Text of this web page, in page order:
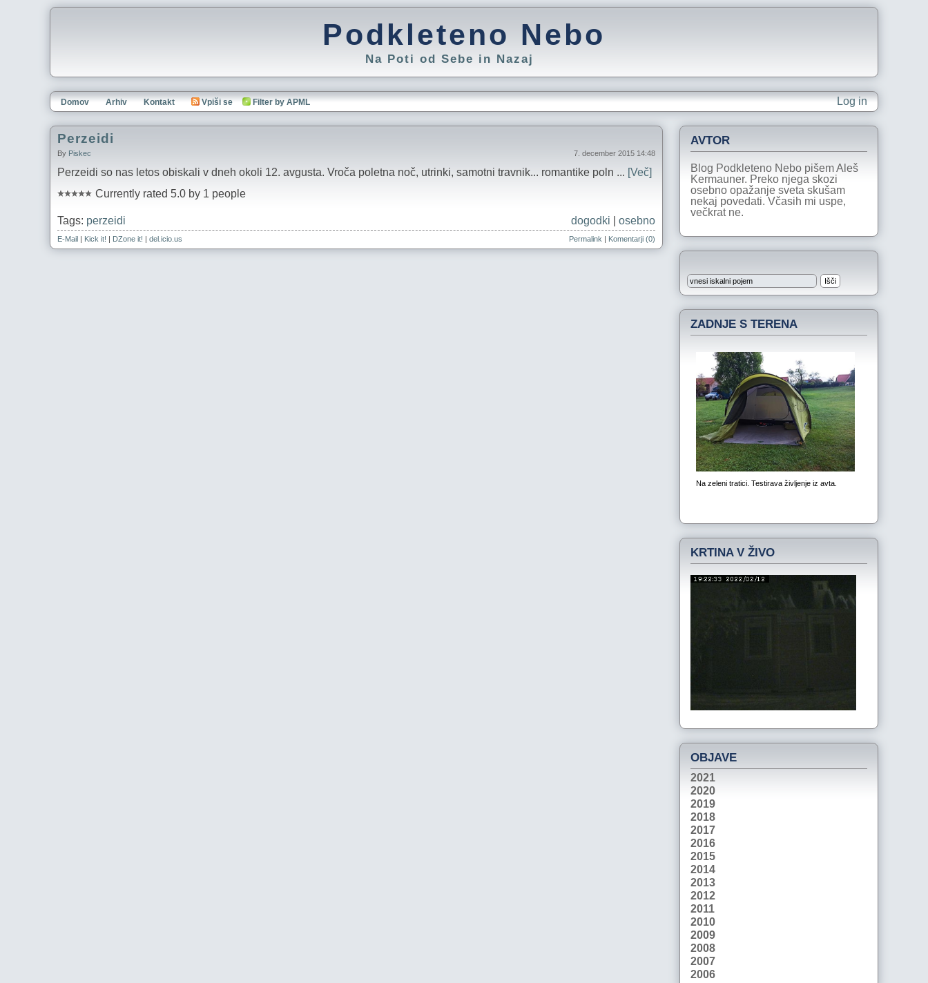
Podkleteno Nebo
Na Poti od Sebe in Nazaj
Log in
Domov Arhiv Kontakt Vpiši se Filter by APML
Perzeidi
By Piskec 7. december 2015 14:48
Perzeidi so nas letos obiskali v dneh okoli 12. avgusta. Vroča poletna noč, utrinki, samotni travnik... romantike poln ... [Več]
Currently rated 5.0 by 1 people
Tags: perzeidi dogodki osebno
E-Mail | Kick it! | DZone it! | del.icio.us Permalink | Komentarji (0)
AVTOR
Blog Podkleteno Nebo pišem Aleš
Kermauner. Preko njega skozi
osebno opažanje sveta skušam
nekaj povedati. Včasih mi uspe,
večkrat ne.
ZADNJE S TERENA
KRTINA V ŽIVO
OBJAVE
2021
2020
2019
2018
2017
2016
2015
2014
2013
2012
2011
2010
2009
2008
2007
2006